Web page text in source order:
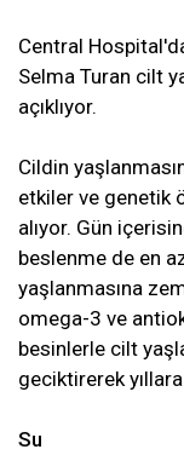
Central
Selma Turan cilt
açıklıyor.
Cildin
etkiler ve genetik
alıyor. Gün
beslenme de en
yaşlanmasına
omega-3 ve
besinlerle cilt
geciktirerek
Su